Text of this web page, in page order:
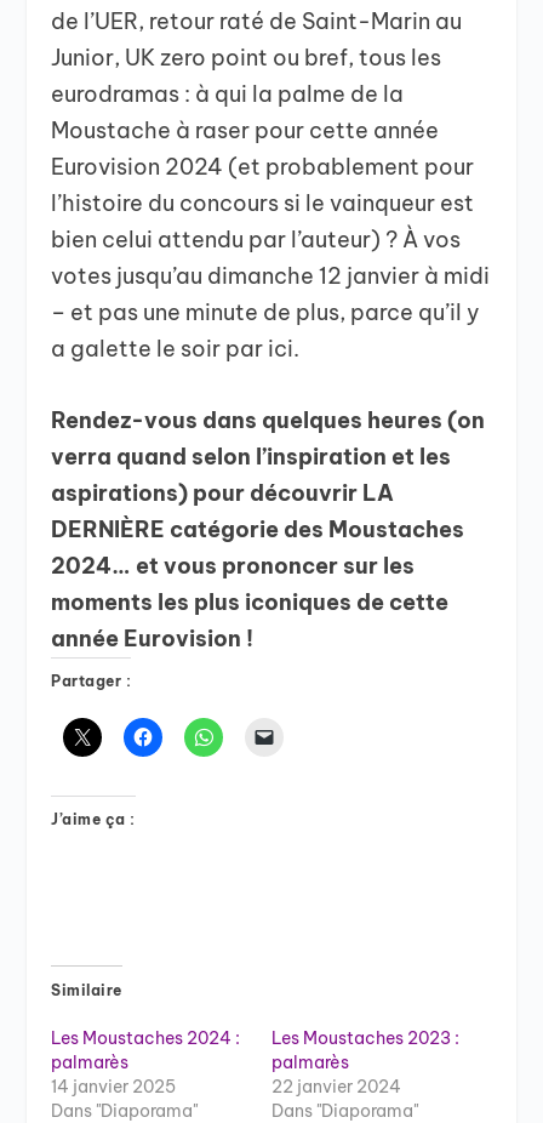
de l’UER, retour raté de Saint-Marin au
Junior, UK zero point ou bref, tous les
eurodramas : à qui la palme de la
Moustache à raser pour cette année
Eurovision 2024 (et probablement pour
l’histoire du concours si le vainqueur est
bien celui attendu par l’auteur) ? À vos
votes jusqu’au dimanche 12 janvier à midi
– et pas une minute de plus, parce qu’il y
a galette le soir par ici.
Rendez-vous dans quelques heures (on
verra quand selon l’inspiration et les
aspirations) pour découvrir LA
DERNIÈRE catégorie des Moustaches
2024… et vous prononcer sur les
moments les plus iconiques de cette
année Eurovision !
Partager :
J’aime ça :
Similaire
Les Moustaches 2024 :
palmarès
14 janvier 2025
Dans "Diaporama"
Les Moustaches 2023 :
palmarès
22 janvier 2024
Dans "Diaporama"